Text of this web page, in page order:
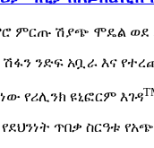
ምርጡ ሽያጭ ሞዴል ወደ
ንድፍ አቧራ እና
የሪሊንክ ዩኒፎርም እገዳ
ጥበቃ ስርዓቱ